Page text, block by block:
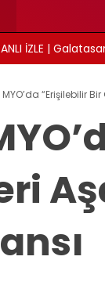
maçı
MYO’da “Erişilebilir